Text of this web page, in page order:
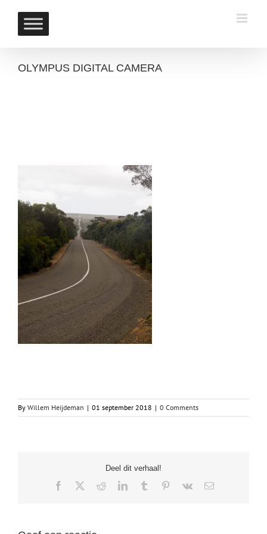
content
OLYMPUS DIGITAL CAMERA
By Willem Heijdeman | 01 september 2018 | 0 Comments
Deel dit verhaal!
Facebook RedditLinkedInTumblr Pinterest
Vk Email